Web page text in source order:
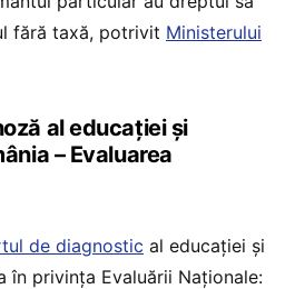
fără taxă, potrivit Ministerului
al educației și
– Evaluarea
de diagnostic al educației și
în privința Evaluării Naționale: